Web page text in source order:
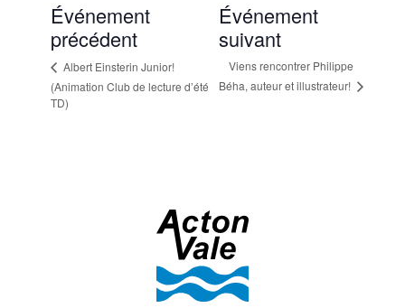
Événement
précédent
Albert Einsterin Junior!
(Animation Club de lecture d’été
TD)
Événement
suivant
Viens rencontrer Philippe
Béha, auteur et illustrateur!